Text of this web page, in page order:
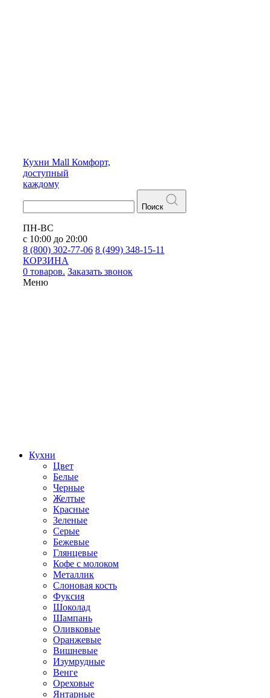
Кухни Mall Комфорт,
доступный
каждому
Поиск
ПН-ВС
с 10:00 до 20:00
8 (800) 302-77-06 8 (499) 348-15-11
КОРЗИНА
0 товаров. Заказать звонок
Меню
Кухни
Цвет
Белые
Черные
Желтые
Красные
Зеленые
Серые
Бежевые
Глянцевые
Кофе с молоком
Металлик
Слоновая кость
Фуксия
Шоколад
Шампань
Оливковые
Оранжевые
Вишневые
Изумрудные
Венге
Ореховые
Янтарные